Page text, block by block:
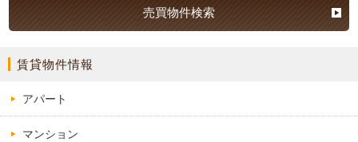
売買物件検索
賃貸物件情報
アパート
マンション